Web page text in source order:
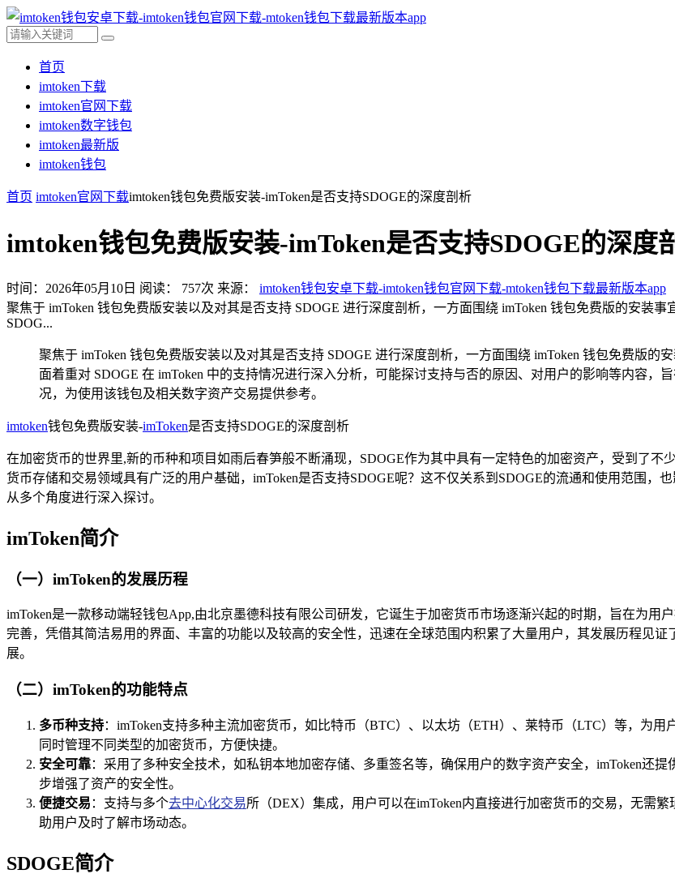
首页
imtoken下载
imtoken官网下载
imtoken数字钱包
imtoken最新版
imtoken钱包
首页 imtoken官网下载imtoken钱包免费版安装-imToken是否支持SDOGE的深度剖析
imtoken钱包免费版安装-imToken是否支持SDOGE的深度
时间：2026年05月10日 阅读： 757次 来源： imtoken钱包安卓下载-imtoken钱包官网下载-mtoken钱包下载最新版本app
聚焦于 imToken 钱包免费版安装以及对其是否支持 SDOGE 进行深度剖析，一方面围绕 imToken 钱包免费版的安装
SDOG...
聚焦于 imToken 钱包免费版安装以及对其是否支持 SDOGE 进行深度剖析，一方面围绕 imToken 钱包免费版
面着重对 SDOGE 在 imToken 中的支持情况进行深入分析，可能探讨支持与否的原因、对用户的影响等内容，
况，为使用该钱包及相关数字资产交易提供参考。
imtoken钱包免费版安装-imToken是否支持SDOGE的深度剖析
在加密货币的世界里,新的币种和项目如雨后春笋般不断涌现，SDOGE作为其中具有一定特色的加密资产，受到了不
货币存储和交易领域具有广泛的用户基础，imToken是否支持SDOGE呢？这不仅关系到SDOGE的流通和使用范围，
从多个角度进行深入探讨。
imToken简介
（一）imToken的发展历程
imToken是一款移动端轻钱包App,由北京墨德科技有限公司研发，它诞生于加密货币市场逐渐兴起的时期，旨在为用
完善，凭借其简洁易用的界面、丰富的功能以及较高的安全性，迅速在全球范围内积累了大量用户，其发展历程见
展。
（二）imToken的功能特点
多币种支持：imToken支持多种主流加密货币，如比特币（BTC）、以太坊（ETH）、莱特币（LTC）等，为
同时管理不同类型的加密货币，方便快捷。
安全可靠：采用了多种安全技术，如私钥本地加密存储、多重签名等，确保用户的数字资产安全，imToken还
步增强了资产的安全性。
便捷交易 ：支持与多个去中心化交易所（DEX）集成，用户可以在imToken内直接进行加密货币的交易，无需
助用户及时了解市场动态。
SDOGE简介